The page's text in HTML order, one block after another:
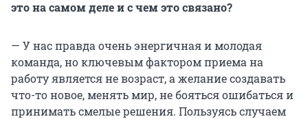
это на самом деле и с чем это связано?
— У нас правда очень энергичная и молодая
команда, но ключевым фактором приема на
работу является не возраст, а желание создавать
что-то новое, менять мир, не бояться ошибаться и
принимать смелые решения. Пользуясь случаем